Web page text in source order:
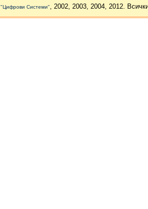
"Цифрови Системи", 2002, 2003, 2004, 2012.